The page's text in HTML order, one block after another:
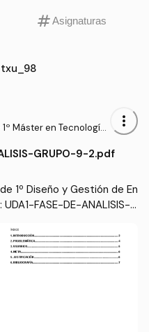
tagAsignaturas
1º Máster en Tecnología
omunicación Aplicadas
more_vert
GRUPO-9-2.pdf
1º Diseño y Gestión de En
FASE-DE-ANALISIS-G